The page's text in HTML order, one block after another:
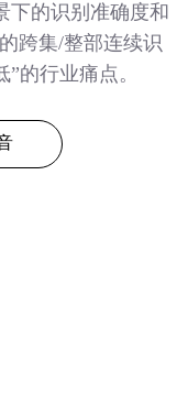
下的识别准确度和
跨集/整部连续识
的行业痛点。